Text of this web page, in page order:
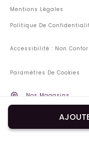
Mentions Légales
Politique De
Accessibilité : Non
Paramètres De Cookies
Nos Magasins
Pays De Livraison: France